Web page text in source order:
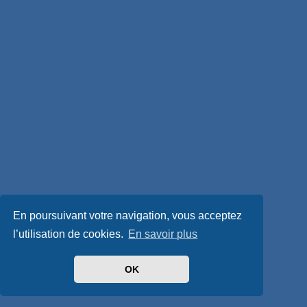
En poursuivant votre navigation, vous acceptez
l’utilisation de cookies. En savoir plus
OK